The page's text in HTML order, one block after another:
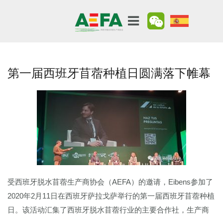
第一届西班牙苜蓿种植日圆满落下帷幕
受西班牙脱水苜蓿生产商协会（AEFA）的邀请，Eibens参加了
2020年2月11日在西班牙萨拉戈萨举行的第一届西班牙苜蓿种植
日。该活动汇集了西班牙脱水苜蓿行业的主要合作社，生产商